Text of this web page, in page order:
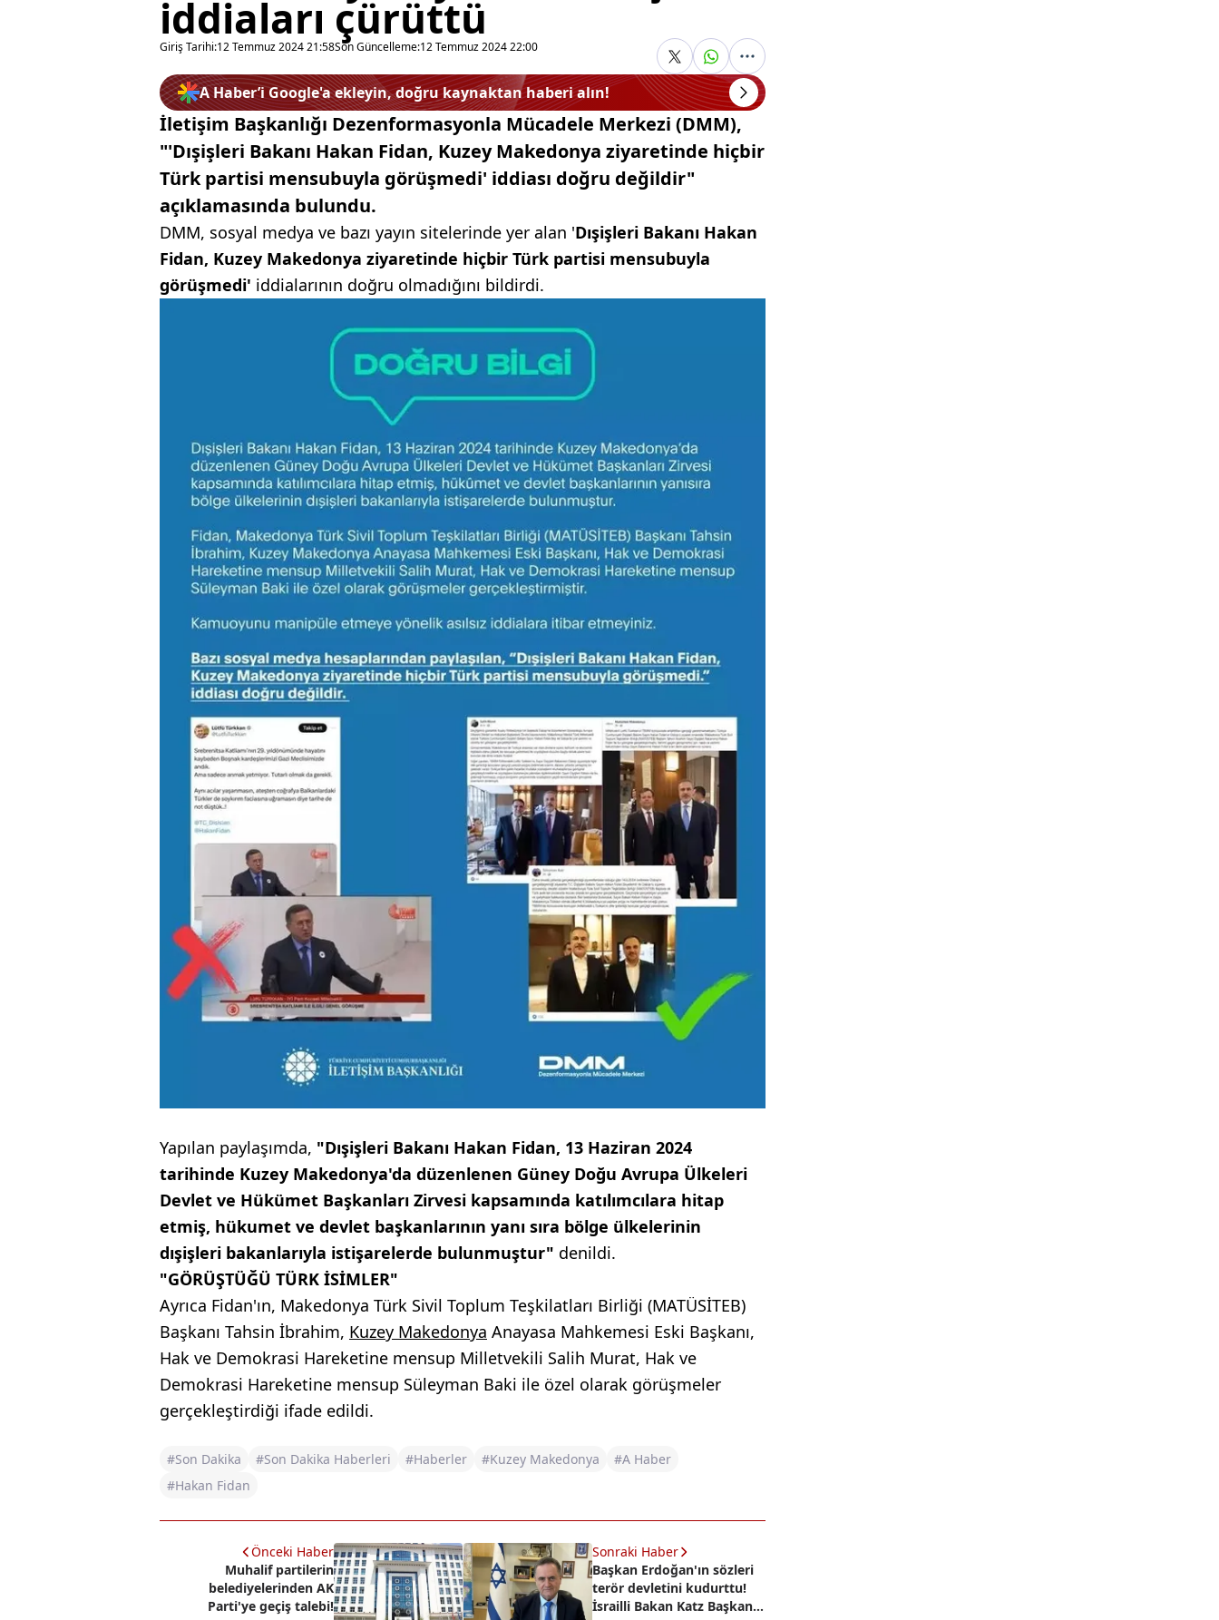
iddiaları çürüttü
Giriş Tarihi:12 Temmuz 2024 21:58Son Güncelleme:12 Temmuz 2024 22:00
A Haber’i Google'a ekleyin, doğru kaynaktan haberi alın!
İletişim Başkanlığı Dezenformasyonla Mücadele Merkezi (DMM),
"'Dışişleri Bakanı Hakan Fidan, Kuzey Makedonya ziyaretinde hiçbir
Türk partisi mensubuyla görüşmedi' iddiası doğru değildir"
açıklamasında bulundu.
DMM, sosyal medya ve bazı yayın sitelerinde yer alan 'Dışişleri Bakanı Hakan
Fidan, Kuzey Makedonya ziyaretinde hiçbir Türk partisi mensubuyla
görüşmedi' iddialarının doğru olmadığını bildirdi.
Yapılan paylaşımda, "Dışişleri Bakanı Hakan Fidan, 13 Haziran 2024
tarihinde Kuzey Makedonya'da düzenlenen Güney Doğu Avrupa Ülkeleri
Devlet ve Hükümet Başkanları Zirvesi kapsamında katılımcılara hitap
etmiş, hükumet ve devlet başkanlarının yanı sıra bölge ülkelerinin
dışişleri bakanlarıyla istişarelerde bulunmuştur" denildi.
"GÖRÜŞTÜĞÜ TÜRK İSİMLER"
Ayrıca Fidan'ın, Makedonya Türk Sivil Toplum Teşkilatları Birliği (MATÜSİTEB)
Başkanı Tahsin İbrahim, Kuzey Makedonya Anayasa Mahkemesi Eski Başkanı,
Hak ve Demokrasi Hareketine mensup Milletvekili Salih Murat, Hak ve
Demokrasi Hareketine mensup Süleyman Baki ile özel olarak görüşmeler
gerçekleştirdiği ifade edildi.
#Son Dakika #Son Dakika Haberleri #Haberler #Kuzey Makedonya
#A Haber
#Hakan Fidan
Önceki Haber
Muhalif partilerin
belediyelerinden AK
Parti'ye geçiş talebi!
Sonraki Haber
Başkan Erdoğan'ın sözleri
terör devletini kudurttu!
İsrailli Bakan Katz Başkan